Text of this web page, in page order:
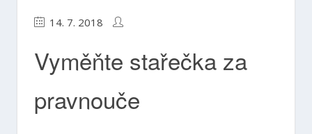
14. 7. 2018
Vyměňte stařečka za
pravnouče